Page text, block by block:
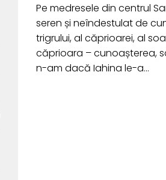
Pe medresele din centrul
seren și neîndestulat de
trigrului, al căprioarei, al
căprioara – cunoașterea,
n-am dacă Iahina le-a...